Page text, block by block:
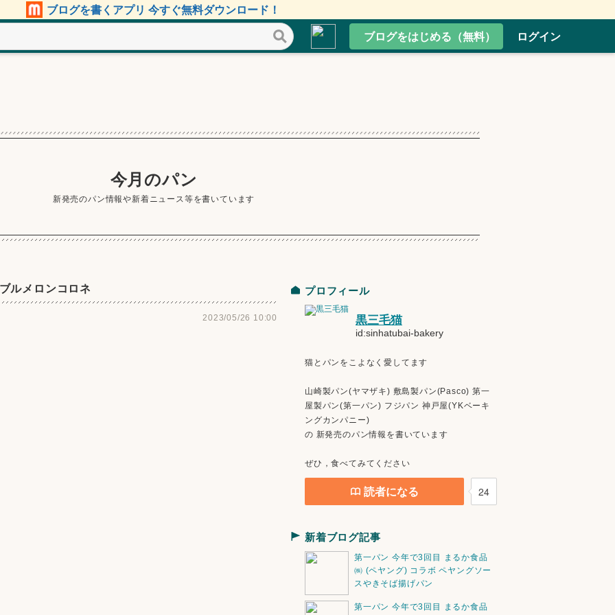
ブログを書くアプリ 今すぐ無料ダウンロード！
ブログをはじめる（無料）
ログイン
今月のパン
新発売のパン情報や新着ニュース等を書いています
ルメロンコロネ
2023/05/26 10:00
プロフィール
黒三毛猫
id:sinhatubai-bakery
猫とパンをこよなく愛してます
山崎製パン(ヤマザキ) 敷島製パン(Pasco) 第一
屋製パン(第一パン) フジパン 神戸屋(YKベーキ
ングカンパニー)
の 新発売のパン情報を書いています
ぜひ，食べてみてください
読者になる 24
新着ブログ記事
第一パン 今年で3回目 まるか食品
㈱ (ペヤング) コラボ ペヤングソー
スやきそば揚げパン
第一パン 今年で3回目 まるか食品